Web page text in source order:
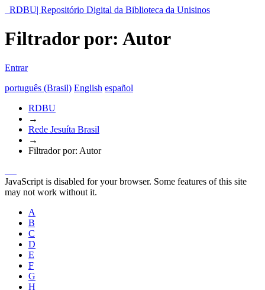
RDBU| Repositório Digital da Biblioteca da Unisinos
Filtrador por: Autor
Entrar
português (Brasil) English español
RDBU
→
Rede Jesuíta Brasil
→
Filtrador por: Autor
JavaScript is disabled for your browser. Some features of this site
may not work without it.
A
B
C
D
E
F
G
H